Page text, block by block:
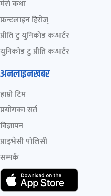
मेरो कथा
फ्रन्टलाइन हिरोज्
प्रीति टु युनिकोड कन्भर्टर
युनिकोड टु प्रीति कन्भर्टर
अनलाइनखबर
हाम्रो टिम
प्रयोगका सर्त
विज्ञापन
प्राइभेसी पोलिसी
सम्पर्क